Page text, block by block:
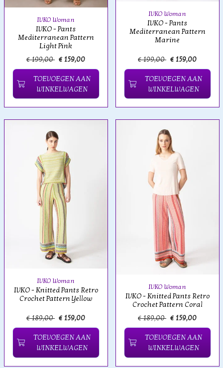
IVKO Woman
IVKO - Pants
Mediterranean Pattern
Light Pink
€ 199,00 € 159,00
TOEVOEGEN AAN
WINKELWAGEN
IVKO Woman
IVKO - Pants
Mediterranean Pattern
Marine
€ 199,00 € 159,00
TOEVOEGEN AAN
WINKELWAGEN
IVKO Woman
IVKO - Knitted Pants Retro
Crochet Pattern Yellow
€ 189,00 € 159,00
TOEVOEGEN AAN
WINKELWAGEN
IVKO Woman
IVKO - Knitted Pants Retro
Crochet Pattern Coral
€ 189,00 € 159,00
TOEVOEGEN AAN
WINKELWAGEN